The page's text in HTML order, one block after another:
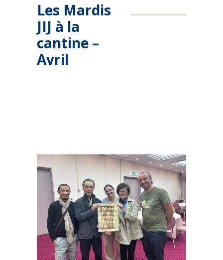
Les Mardis
JIJ à la
cantine –
Avril